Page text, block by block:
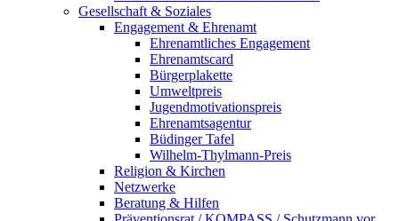
Gesellschaft & Soziales
Engagement & Ehrenamt
Ehrenamtliches Engagement
Ehrenamtscard
Bürgerplakette
Umweltpreis
Jugendmotivationspreis
Ehrenamtsagentur
Büdinger Tafel
Wilhelm-Thylmann-Preis
Religion & Kirchen
Netzwerke
Beratung & Hilfen